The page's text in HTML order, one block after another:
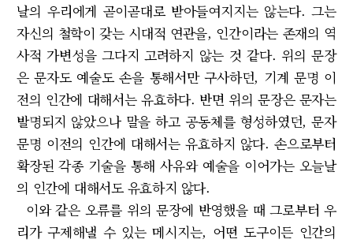
날의 우리에게 곧이곧대로 받아들여지지는 않는다. 그는
자신의 철학이 갖는 시대적 연관을, 인간이라는 존재의 역
사적 가변성을 그다지 고려하지 않는 것 같다. 위의 문장
은 문자도 예술도 손을 통해서만 구사하던, 기계 문명 이
전의 인간에 대해서는 유효하다. 반면 위의 문장은 문자는
발명되지 않았으나 말을 하고 공동체를 형성하였던, 문자
문명 이전의 인간에 대해서는 유효하지 않다. 손으로부터
확장된 각종 기술을 통해 사유와 예술을 이어가는 오늘날
의 인간에 대해서도 유효하지 않다.
이와 같은 오류를 위의 문장에 반영했을 때 그로부터 우
리가 구제해낼 수 있는 메시지는, 어떤 도구이든 인간의